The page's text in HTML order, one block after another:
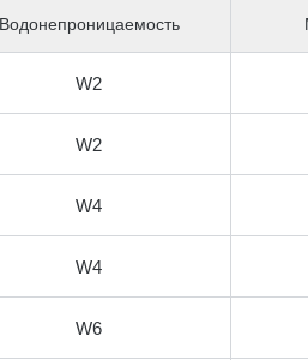
Водонепроницаемость
W2
W2
W4
W4
W6